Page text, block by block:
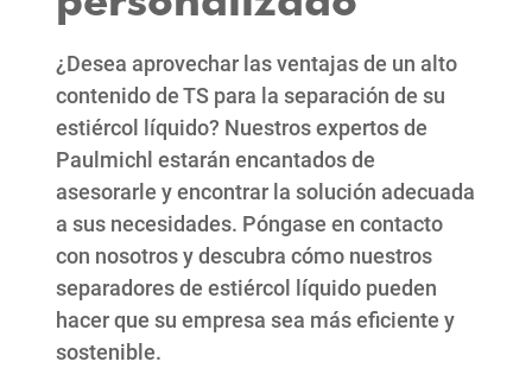
¿Desea aprovechar las ventajas de un alto
contenido de TS para la separación de su
estiércol líquido? Nuestros expertos de
Paulmichl estarán encantados de
asesorarle y encontrar la solución adecuada
a sus necesidades. Póngase en contacto
con nosotros y descubra cómo nuestros
separadores de estiércol líquido pueden
hacer que su empresa sea más eficiente y
sostenible.